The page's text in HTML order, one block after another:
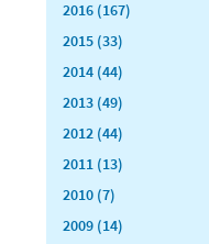
2016 (167)
2015 (33)
2014 (44)
2013 (49)
2012 (44)
2011 (13)
2010 (7)
2009 (14)